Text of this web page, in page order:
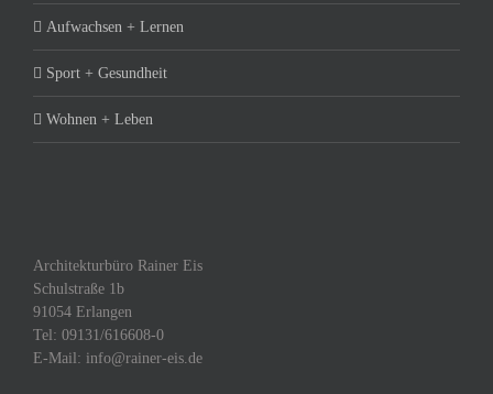
Aufwachsen + Lernen
Sport + Gesundheit
Wohnen + Leben
Architekturbüro Rainer Eis
Schulstraße 1b
91054 Erlangen
Tel: 09131/616608-0
E-Mail: info@rainer-eis.de